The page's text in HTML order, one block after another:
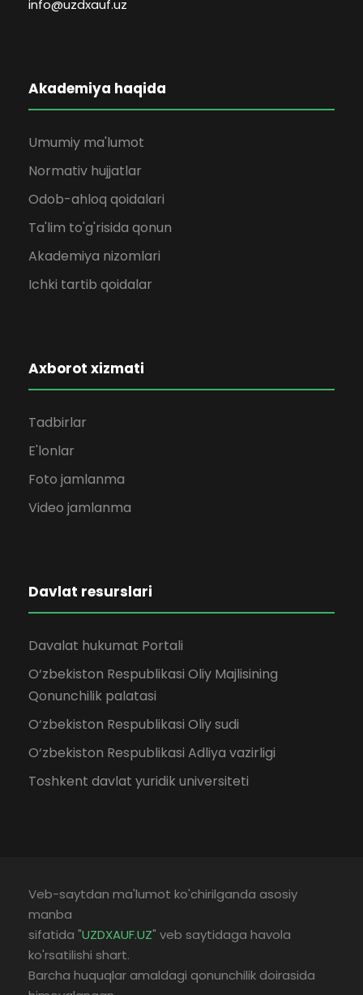
info@uzdxauf.uz
Akademiya haqida
Umumiy ma'lumot
Normativ hujjatlar
Odob-ahloq qoidalari
Ta'lim to'g'risida qonun
Akademiya nizomlari
Ichki tartib qoidalar
Axborot xizmati
Tadbirlar
E'lonlar
Foto jamlanma
Video jamlanma
Davlat resurslari
Davalat hukumat Portali
O‘zbekiston Respublikasi Oliy Majlisining
Qonunchilik palatasi
O‘zbekiston Respublikasi Oliy sudi
O‘zbekiston Respublikasi Adliya vazirligi
Toshkent davlat yuridik universiteti
Veb-saytdan ma'lumot ko'chirilganda asosiy
manba
sifatida "UZDXAUF.UZ" veb saytidaga havola
ko'rsatilishi shart.
Barcha huquqlar amaldagi qonunchilik doirasida